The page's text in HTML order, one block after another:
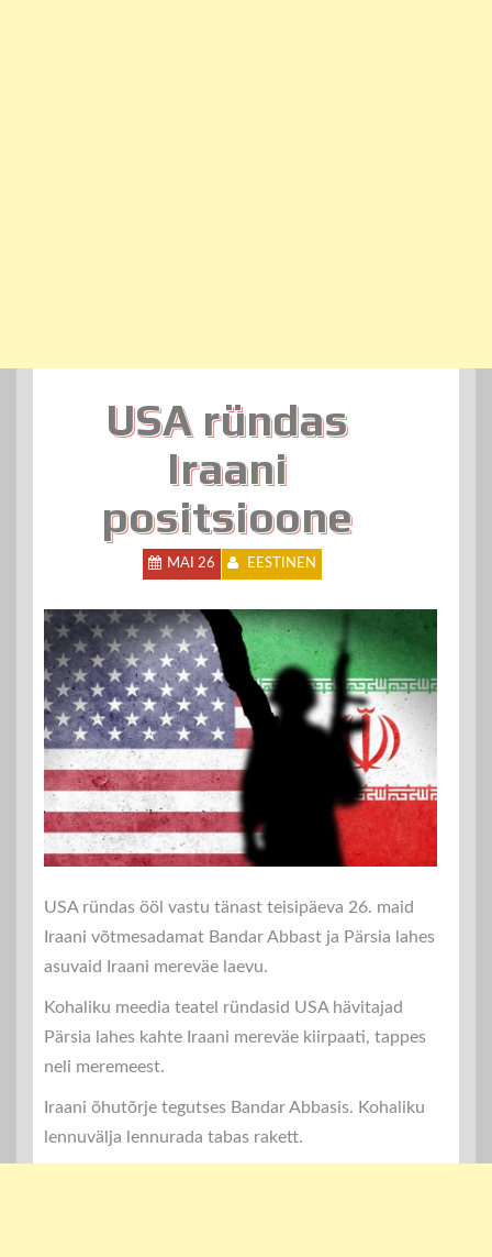
USA ründas
Iraani
positsioone
MAI 26 EESTINEN
USA ründas ööl vastu tänast teisipäeva 26. maid
Iraani võtmesadamat Bandar Abbast ja Pärsia lahes
asuvaid Iraani mereväe laevu.
Kohaliku meedia teatel ründasid USA hävitajad
Pärsia lahes kahte Iraani mereväe kiirpaati, tappes
neli meremeest.
Iraani õhutõrje tegutses Bandar Abbasis. Kohaliku
lennuvälja lennurada tabas rakett.